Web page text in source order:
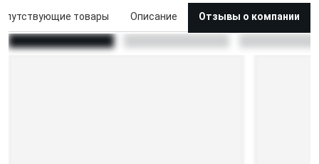
товары Описание Отзывы о компании